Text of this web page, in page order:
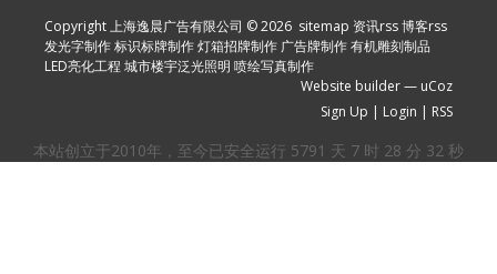
Copyright 上海逸晨广告有限公司 © 2026 sitemap 资讯rss博客rss
发光字制作标识标牌制作灯箱招牌制作广告牌制作有机雕刻制品
LED亮化工程城市楼宇泛光照明 喷绘写真制作
Website builder— uCoz
Sign Up
Login RSS
本站创立于2010年，至今已安全运行 5791 天 7 时 28 分 32 秒